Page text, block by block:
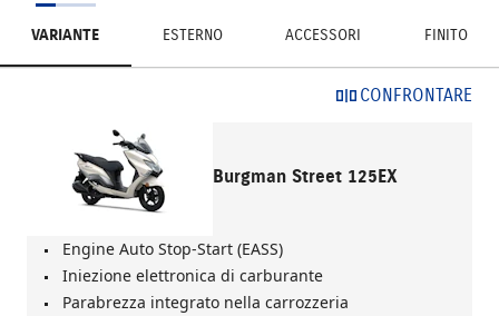
VARIANTE ESTERNO ACCESSORI FINITO
CONFRONTARE
Burgman Street 125EX
Engine Auto Stop-Start (EASS)
Iniezione elettronica di carburante
Parabrezza integrato nella carrozzeria